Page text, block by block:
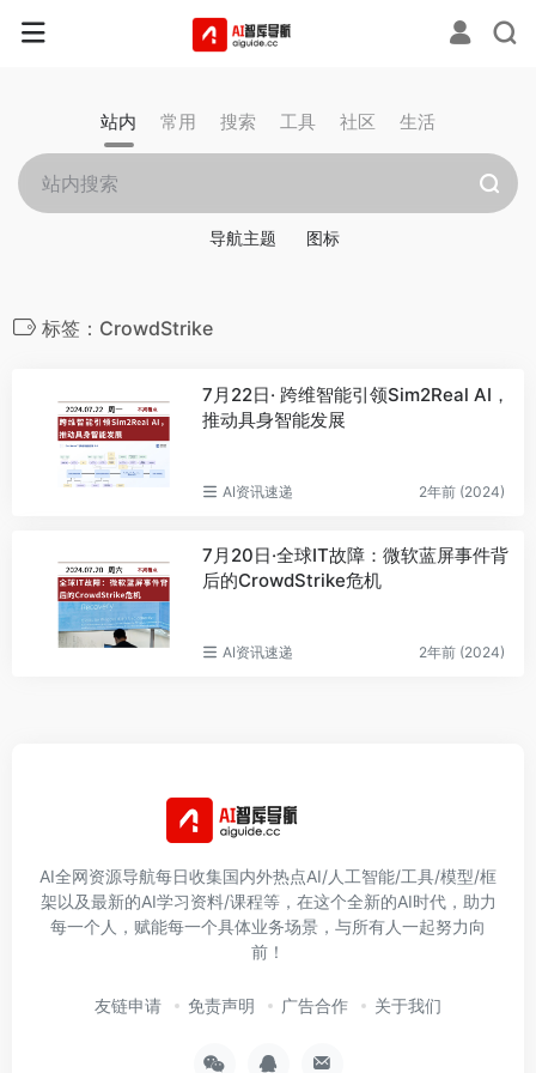
站内 常用 搜索 工具 社区 生活
导航主题 图标
标签：CrowdStrike
7月22日· 跨维智能引领Sim2Real AI，
推动具身智能发展
AI资讯速递 2年前 (2024)
7月20日·全球IT故障：微软蓝屏事件背
后的CrowdStrike危机
AI资讯速递 2年前 (2024)
AI全网资源导航每日收集国内外热点AI/人工智能/工具/模型/框
架以及最新的AI学习资料/课程等，在这个全新的AI时代，助力
每一个人，赋能每一个具体业务场景，与所有人一起努力向
前！
友链申请 免责声明 广告合作 关于我们